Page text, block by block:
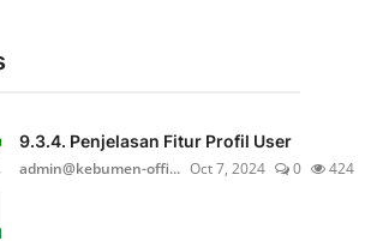
9.3.4. Penjelasan Fitur Profil User
admin@kebumen-offi... Oct 7, 2024 0 424